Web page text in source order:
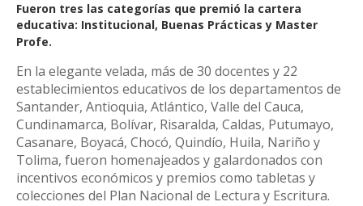
Fueron tres las categorías que premió la cartera
educativa: Institucional, Buenas Prácticas y Master
Profe.
En la elegante velada, más de 30 docentes y 22
establecimientos educativos de los departamentos de
Santander, Antioquia, Atlántico, Valle del Cauca,
Cundinamarca, Bolívar, Risaralda, Caldas, Putumayo,
Casanare, Boyacá, Chocó, Quindío, Huila, Nariño y
Tolima, fueron homenajeados y galardonados con
incentivos económicos y premios como tabletas y
colecciones del Plan Nacional de Lectura y Escritura.